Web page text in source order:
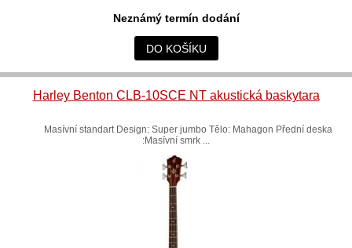
Neznámý termín dodání
DO KOŠÍKU
Harley Benton CLB-10SCE NT akustická baskytara
Masívní standart Design: Super jumbo Tělo: Mahagon Přední deska
:Masívní smrk ...